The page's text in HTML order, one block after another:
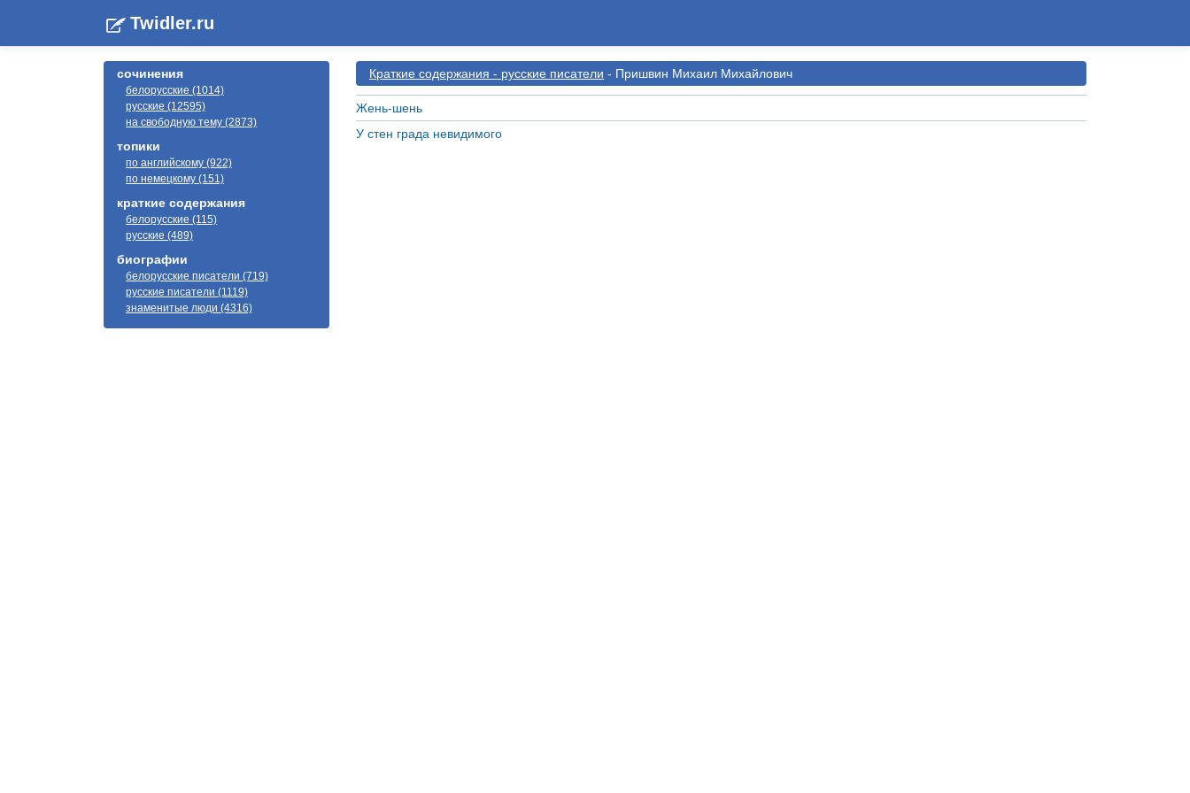
Twidler.ru
сочинения
белорусские (1014)
русские (12595)
на свободную тему (2873)
топики
по английскому (922)
по немецкому (151)
краткие содержания
белорусские (115)
русские (489)
биографии
белорусские писатели (719)
русские писатели (1119)
знаменитые люди (4316)
Краткие содержания - русские писатели - Пришвин Михаил Михайлович
Жень-шень
У стен града невидимого